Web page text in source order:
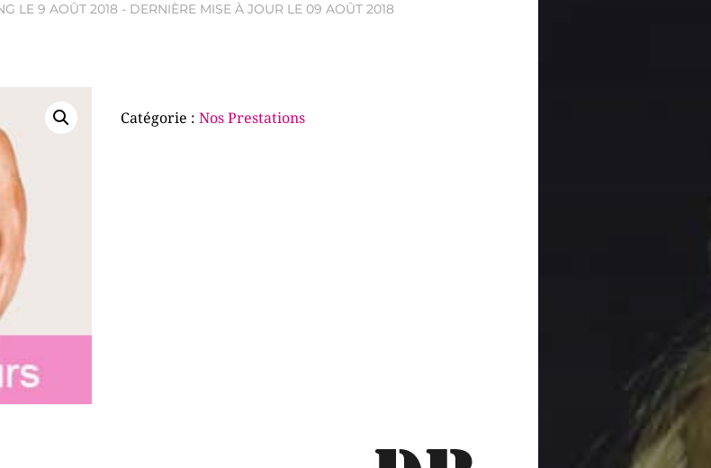
LE 9 AOÛT 2018 - DERNIÈRE MISE À JOUR LE 09 AOÛT 2018
Catégorie :Nos Prestations